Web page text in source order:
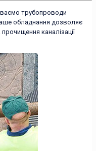
трубопроводи
обладнання дозволяє
каналізації